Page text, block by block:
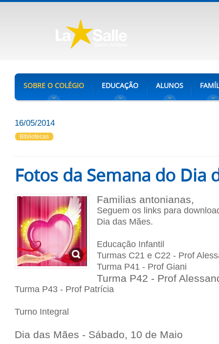
SOBRE O COLÉGIO EDUCAÇÃO ALUNOS
16/05/2014
Bibliotecas
Fotos da Semana do Dia
Familias antonianas,
Seguem os links para
Dia das Mães.
Educação Infantil
Turmas C21 e C22 - Prof
Turma P41 - Prof Giani
Turma P42 - Prof
Turma P43 - Prof Patrícia
Turno Integral
Dia das Mães - Sábado, 10 de Maio